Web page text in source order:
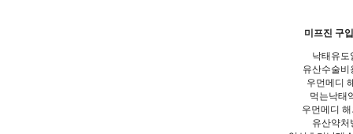
미프진 구
낙태유도
유산수술비
우먼메디
먹는낙태
우먼메디
유산약처